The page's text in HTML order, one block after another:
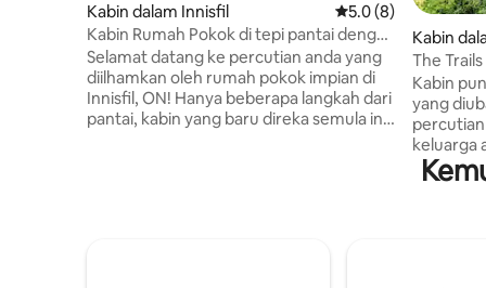
Kabin dalam Innisfil Penarafan purata
5.0 (8)
Kabin Rumah Pokok di tepi pantai dengan
Tab Mandi Air Panas|Kayak|SUP
Selamat datang ke percutian anda yang
diilhamkan oleh rumah pokok impian di
Innisfil, ON! Hanya beberapa langkah dari
pantai, kabin yang baru direka semula ini
Kabin
The
Kabin
yang
keluarga
alami